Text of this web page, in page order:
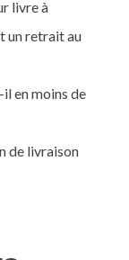
livre à
un retrait au
en moins de
de livraison